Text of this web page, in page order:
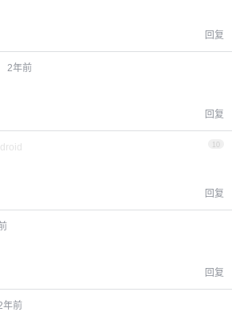
回复
2年前
回复
回复
回复
年前